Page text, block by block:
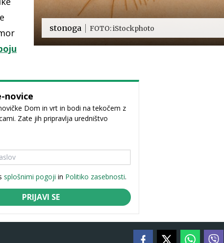
stonoga FOTO: iStockphoto
novice
Dom in vrt in bodi na tekočem z
Zate jih pripravlja uredništvo
splošnimi pogoji in Politiko zasebnosti.
PRIJAVI SE